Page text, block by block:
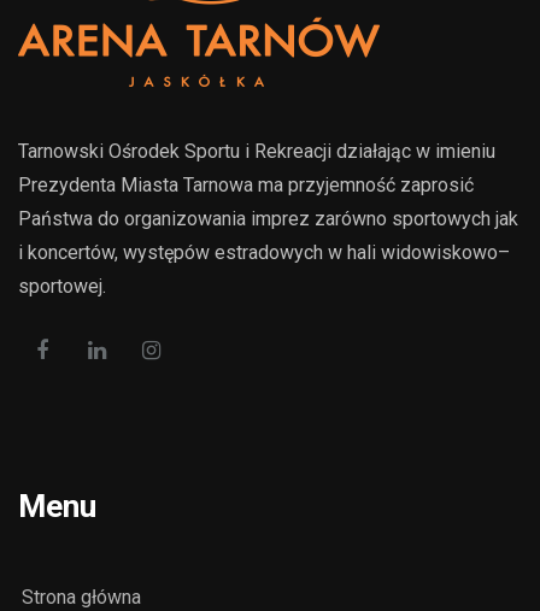
Tarnowski Ośrodek Sportu i Rekreacji działając w imieniu
Prezydenta Miasta Tarnowa ma przyjemność zaprosić
Państwa do organizowania imprez zarówno sportowych jak
i koncertów, występów estradowych w hali widowiskowo–
sportowej.
Menu
Strona główna